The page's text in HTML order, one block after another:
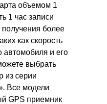
объемом 1
1 час записи
более
как скорость
и его
выбрать
из серии
Все модели
GPS приемник